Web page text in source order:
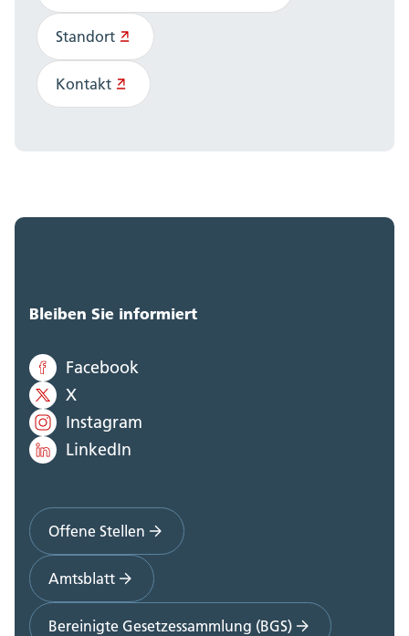
Standort
Kontakt
Bleiben Sie informiert
Facebook
X
Instagram
LinkedIn
Offene Stellen
Amtsblatt
Bereinigte Gesetzessammlung (BGS)